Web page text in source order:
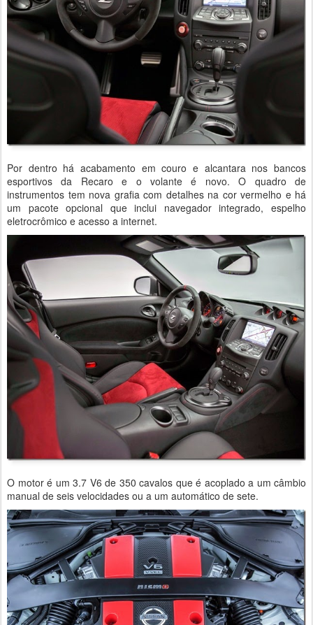
Por dentro há acabamento em couro e alcantara nos bancos
esportivos da Recaro e o volante é novo. O quadro de
instrumentos tem nova grafia com detalhes na cor vermelho e há
um pacote opcional que inclui navegador integrado, espelho
eletrocrômico e acesso a internet.
O motor é um 3.7 V6 de 350 cavalos que é acoplado a um câmbio
manual de seis velocidades ou a um automático de sete.